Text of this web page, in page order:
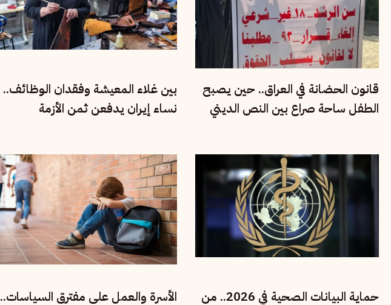
قانون الحضانة في العراق.. حين يصبح
الطفل ساحة صراع بين النص الديني
بين غلاء المعيشة وفقدان الوظائف..
نساء إيران يدفعن ثمن الأزمة
حماية البيانات الصحية في 2026.. من الأسرة والعمل على مفترق السياسات..